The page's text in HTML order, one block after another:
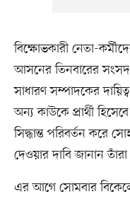
বিক্ষোভকারী নেতা-
আসনের তিনবারের সংসদ
সাধারণ সম্পাদকের
অন্য কাউকে প্রার্থী
সিদ্ধান্ত পরিবর্তন করে
দেওয়ার দাবি জানান তাঁরা।
এর আগে সোমবার